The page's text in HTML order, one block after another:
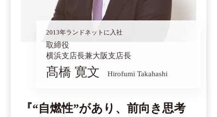
2013年ランドネットに入社
取締役
横浜支店長兼大阪支店長
髙橋 寛文 Hirofumi Takahashi
『“自燃性”があり、前向き思考